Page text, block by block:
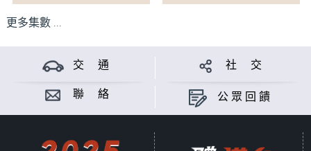
更多集數 ...
交 通 社 交
聯 絡 公眾回饋